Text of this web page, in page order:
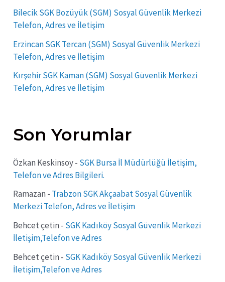
Bilecik SGK Bozüyük (SGM) Sosyal Güvenlik Merkezi
Telefon, Adres ve İletişim
Erzincan SGK Tercan (SGM) Sosyal Güvenlik Merkezi
Telefon, Adres ve İletişim
Kırşehir SGK Kaman (SGM) Sosyal Güvenlik Merkezi
Telefon, Adres ve İletişim
Son Yorumlar
Özkan Keskinsoy- SGK Bursa İl Müdürlüğü İletişim,
Telefon ve Adres Bilgileri.
Ramazan - Trabzon SGK Akçaabat Sosyal Güvenlik
Merkezi Telefon, Adres ve İletişim
Behcet çetin - SGK Kadıköy Sosyal Güvenlik Merkezi
İletişim,Telefon ve Adres
Behcet çetin - SGK Kadıköy Sosyal Güvenlik Merkezi
İletişim,Telefon ve Adres